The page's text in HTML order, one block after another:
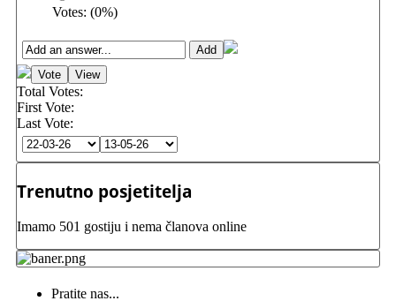
Votes: (0%)
Total Votes:
First Vote:
Last Vote:
Trenutno posjetitelja
Imamo 501 gostiju i nema članova online
Pratite nas...